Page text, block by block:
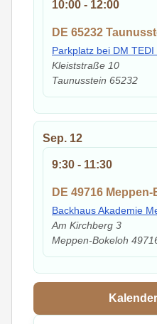
10:00 - 12:00
DE 65232
Parkplatz bei DM TEDI
Kleiststraße 10
Taunusstein 65232
Sep. 12
9:30 - 11:30
DE 49716
Backhaus Akademie
Am Kirchberg 3
Meppen-Bokeloh